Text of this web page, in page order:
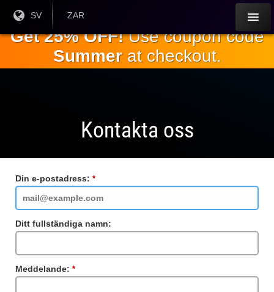
Nuvarande
språk:
SV
Aktuell
ZAR
Get 25% OFF!Use coupon code
Summerat checkout.
Kontakta oss
Din e-postadress:
fält
Ditt fullständiga namn:
Meddelande:
fält